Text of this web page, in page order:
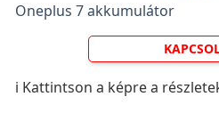
Oneplus 7 akkumulátor
ℹ️ Kattintson a képre a